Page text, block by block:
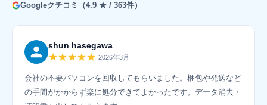
Googleクチコミ（4.9 ★ / 363件）
shun hasegawa
★★★★★ 2026年3月
会社の不要パソコンを回収してもらいました。梱包や発送など
の手間がかからず楽に処分できてよかったです。データ消去・